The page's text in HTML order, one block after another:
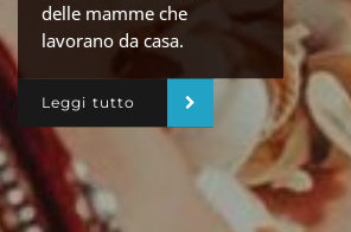
delle mamme che
lavorano da casa.
Leggi tutto